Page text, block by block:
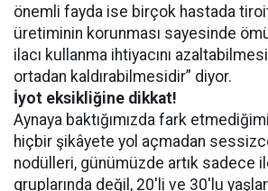
önemli fayda ise birçok hastada
üretiminin korunması sayesinde
ilacı kullanma ihtiyacını
ortadan kaldırabilmesidir” diyor.
İyot eksikliğine dikkat!
Aynaya baktığımızda fark
hiçbir şikâyete yol açmadan
nodülleri, günümüzde artık sadece
gruplarında değil, 20'li ve 30'lu